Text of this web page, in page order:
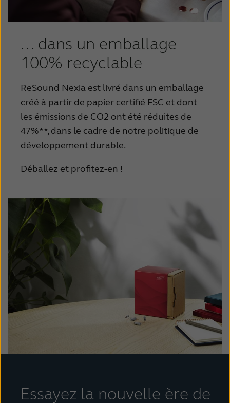
... dans un emballage
100% recyclable
ReSound Nexia est livré dans un emballage
créé à partir de papier certifié FSC et dont
les émissions de CO2 ont été réduites de
47%**, dans le cadre de notre politique de
développement durable.
Déballez et profitez-en !
Essayez la nouvelle ère de